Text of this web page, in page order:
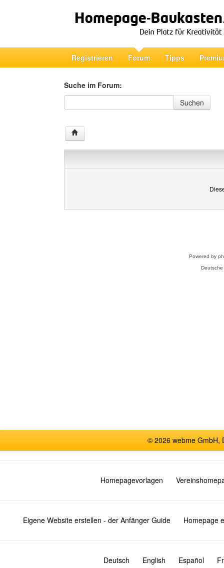
Registrieren Forum Tipps
Suche im Forum:
Suche im Forum
Suchen
Powered by
© 2026 webme GmbH,
Homepagevorlagen
Eigene Website erstellen - der Anfänger Guide Homepage
Deutsch English Español